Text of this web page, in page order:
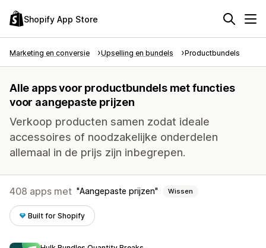
Shopify App Store
Marketing en conversie Upselling en bundels Productbundels
Alle apps voor productbundels met functies
voor aangepaste prijzen
Verkoop producten samen zodat ideale
accessoires of noodzakelijke onderdelen
allemaal in de prijs zijn inbegrepen.
408 apps met Aangepaste prijzen Wissen
Built for Shopify